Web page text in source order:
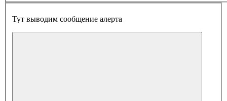
Тут выводим сообщение алерта